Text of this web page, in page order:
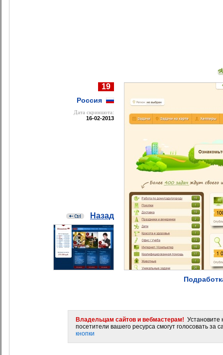
19
Россия
Дата cкриншота:
16-02-2013
Назад
Владельцам сайтов и вебмастерам! Установите
посетители вашего ресурса смогут голосовать за
кнопки